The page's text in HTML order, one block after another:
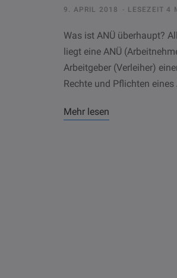
9. APRIL 2018 LESEZEIT 4
Was ist ANÜ überhaupt?
liegt eine ANÜ
Arbeitgeber (Verleiher)
Rechte und Pflichten
Mehr lesen